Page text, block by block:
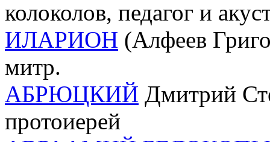
колоколов, педагог и
ИЛАРИОН (Алфеев
митр.
АБРЮЦКИЙ Дмитрий
протоиерей